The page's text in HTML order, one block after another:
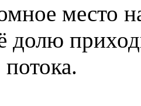
место
долю
потока.